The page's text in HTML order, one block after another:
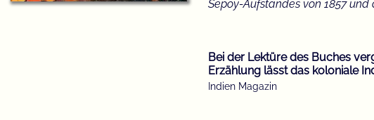
Sepoy-Aufstandes von 1857
Bei der Lektüre des Buches
Erzählung lässt das koloniale
Indien Magazin